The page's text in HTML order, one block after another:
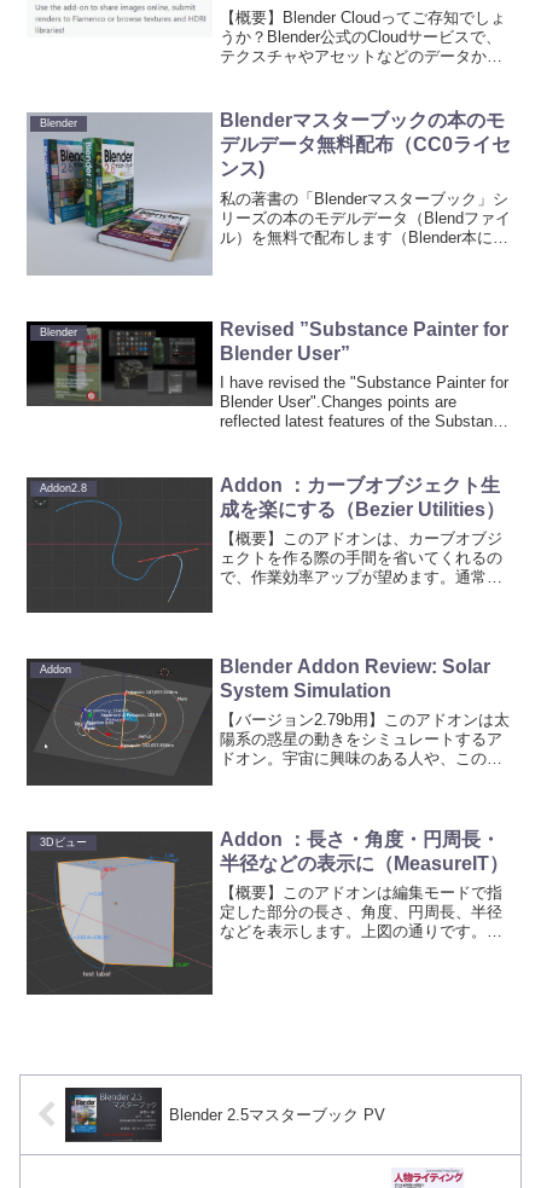
【概要】Blender Cloudってご存知でしょ
うか？Blender公式のCloudサービスで、
テクスチャやアセットなどのデータか
開されていたり、Blender公式サ...
Blender
Blenderマスターブックの本のモ
デルデータ無料配布（CC0ライセ
ンス)
私の著書の「Blenderマスターブック」シ
リーズの本のモデルデータ（Blendファイ
ル）を無料で配布します（Blender本に掲
Blender
Revised ”Substance Painter for
Blender User”
I have revised the "Substance Painter for
Blender User".Changes points are
reflected latest features of the Substance
Addon2.8
Addon ：カーブオブジェクト生
成を楽にする（Bezier Utilities）
【概要】このアドオンは、カーブオブジ
ェクトを作る際の手間を省いてくれるの
で、作業効率アップが望めます。通常、
オンを使うと、オブジェク...
Addon
Blender Addon Review: Solar
System Simulation
【バージョン2.79b用】このアドオンは太
陽系の惑星の動きをシミュレートするア
ドオン。宇宙に興味のある人や、この手
れば、太陽系じゃ...
3Dビュー
Addon ：長さ・角度・円周長・
半径などの表示に（MeasureIT）
【概要】このアドオンは編集モードで指
定した部分の長さ、角度、円周長、半径
などを表示します。上図の通りです。こ
Blender 2.5マスターブック PV